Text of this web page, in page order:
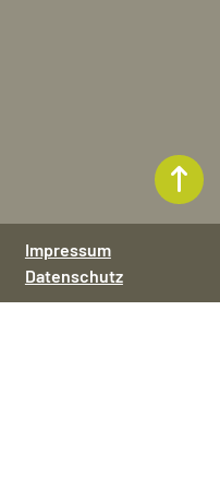
Impressum
Datenschutz